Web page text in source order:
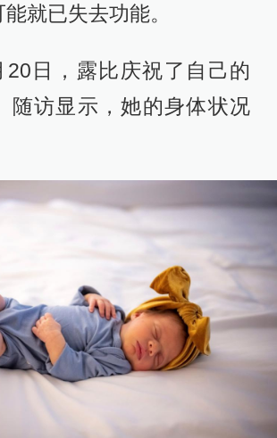
就已失去功能。
20日，露比庆祝了自己的
随访显示，她的身体状况